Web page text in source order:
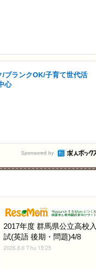
ブランクOK/子育て世代活
心
Sponsored by
2017年度 群馬県公立高校入
試(英語 後期・問題)4/8
2026.8.6 Thu 15:25